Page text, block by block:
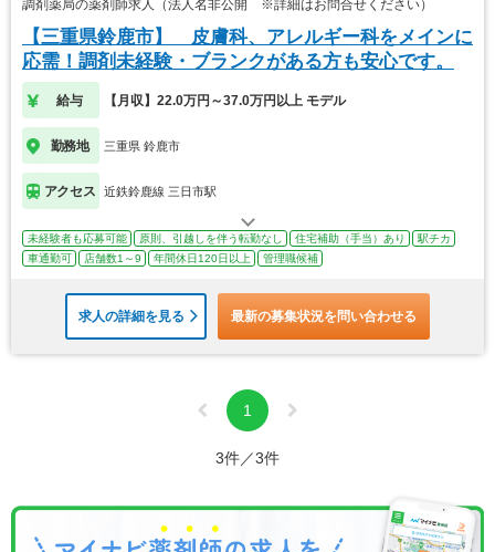
調剤薬局の薬剤師求人（法人名非公開 ※詳細はお問合せください）
【三重県鈴鹿市】 皮膚科、アレルギー科をメインに
応需！調剤未経験・ブランクがある方も安心です。
給与 【月収】22.0万円～37.0万円以上 モデル
勤務地 三重県 鈴鹿市
アクセス 近鉄鈴鹿線 三日市駅
未経験者も応募可能 原則、引越しを伴う転勤なし 住宅補助（手当）あり
駅チカ
車通勤可
店舗数1～9 年間休日120日以上 管理職候補
求人の詳細を見る 最新の募集状況を問い合わせる
1
3件／3件